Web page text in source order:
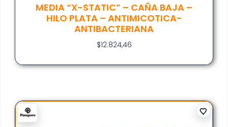
MEDIA “X-STATIC” – CAÑA BAJA –
HILO PLATA – ANTIMICOTICA-
ANTIBACTERIANA
$12.824,46